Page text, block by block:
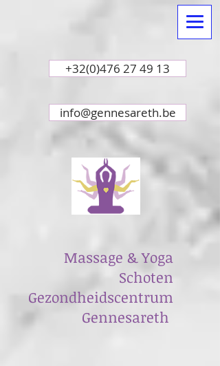
Massage & Yoga
Schoten
Gezondheidscentrum
​Gennesareth
+32(0)476 27 49 13
info@gennesareth.be